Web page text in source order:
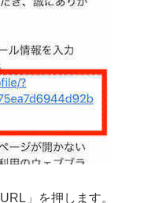
」を押します。